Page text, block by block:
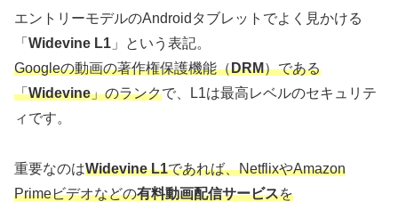
エントリーモデルのAndroidタブレットでよく見かける
「 Widevine L1 」という表記。
Googleの動画の著作権保護機能（DRM）である
「Widevine」のランクで、L1は最高レベルのセキュリテ
ィです。
重要なのはWidevine L1であれば、NetflixやAmazon
Primeビデオなどの有料動画配信サービスを